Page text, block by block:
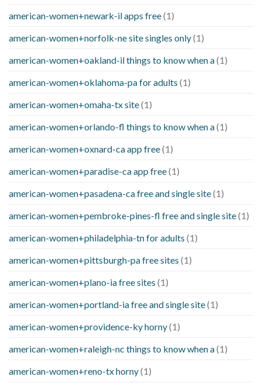
american-women+newark-il apps free(1)
american-women+norfolk-ne site singles only(1)
american-women+oakland-il things to know when a(1)
american-women+oklahoma-pa for adults (1)
american-women+omaha-tx site(1)
american-women+orlando-fl things to know when a(1)
american-women+oxnard-ca app free(1)
american-women+paradise-ca app free(1)
american-women+pasadena-ca free and single site(1)
american-women+pembroke-pines-fl free and single site(1)
american-women+philadelphia-tn for adults (1)
american-women+pittsburgh-pa free sites (1)
american-women+plano-ia free sites (1)
american-women+portland-ia free and single site(1)
american-women+providence-ky horny(1)
american-women+raleigh-nc things to know when a(1)
american-women+reno-tx horny(1)